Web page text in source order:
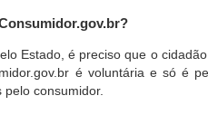
Estado, é preciso que o
é voluntária e só é
consumidor.